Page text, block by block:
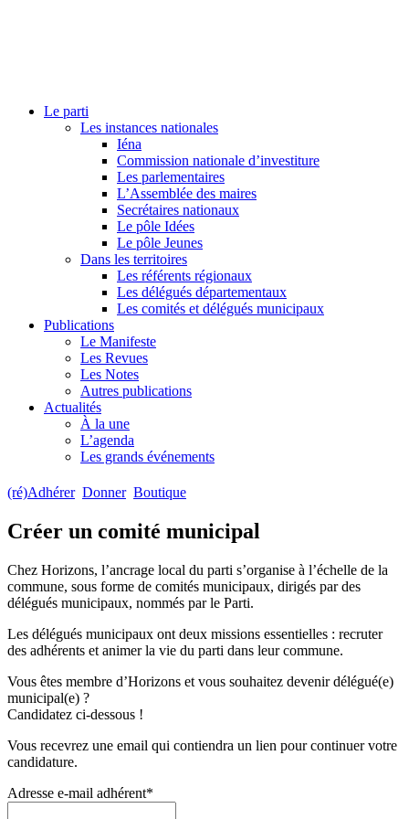
Le parti
Les instances nationales
Iéna
Commission nationale d’investiture
Les parlementaires
L’Assemblée des maires
Secrétaires nationaux
Le pôle Idées
Le pôle Jeunes
Dans les territoires
Les référents régionaux
Les délégués départementaux
Les comités et délégués municipaux
Publications
Le Manifeste
Les Revues
Les Notes
Autres publications
Actualités
À la une
L’agenda
Les grands événements
(ré)Adhérer Donner Boutique
Créer un comité municipal
Chez Horizons, l’ancrage local du parti s’organise à l’échelle de la
commune, sous forme de comités municipaux, dirigés par des
délégués municipaux, nommés par le Parti.
Les délégués municipaux ont deux missions essentielles : recruter
des adhérents et animer la vie du parti dans leur commune.
Vous êtes membre d’Horizons et vous souhaitez devenir délégué(e)
municipal(e) ?
Candidatez ci-dessous !
Vous recevrez une email qui contiendra un lien pour continuer votre
candidature.
Adresse e-mail adhérent*